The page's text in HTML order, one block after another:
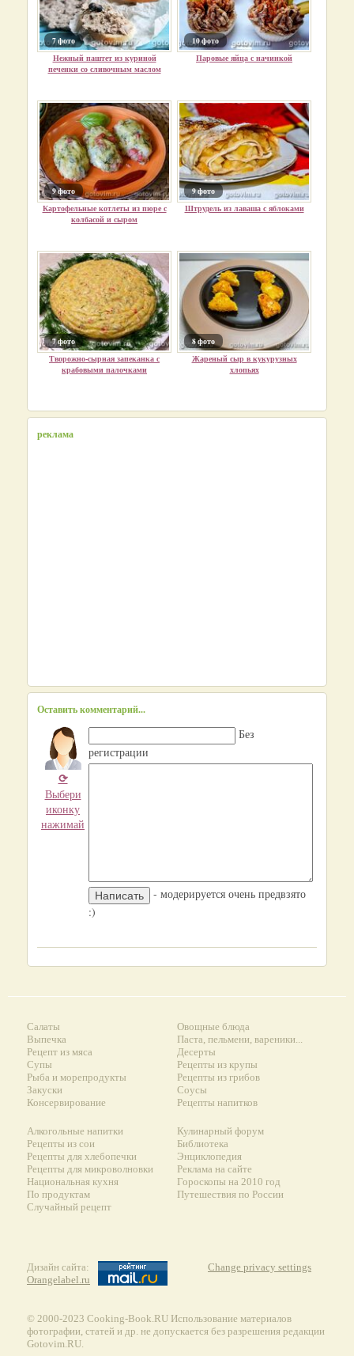
7 фото
Нежный паштет из куриной
печенки со сливочным маслом
10 фото
Паровые яйца с начинкой
9 фото
Картофельные котлеты из пюре с
колбасой и сыром
9 фото
Штрудель из лаваша с яблоками
7 фото
Творожно-сырная запеканка с
крабовыми палочками
8 фото
Жареный сыр в кукурузных
хлопьях
реклама
Оставить комментарий...
⟳
Выбери
иконку
нажимай
Без
регистрации
- модерируется очень предвзято
:)
Салаты
Выпечка
Рецепт из мяса
Супы
Рыба и морепродукты
Закуски
Консервирование
Овощные блюда
Паста, пельмени, вареники...
Десерты
Рецепты из крупы
Рецепты из грибов
Соусы
Рецепты напитков
Алкогольные напитки
Рецепты из сои
Рецепты для хлебопечки
Рецепты для микроволновки
Национальная кухня
По продуктам
Случайный рецепт
Кулинарный форум
Библиотека
Энциклопедия
Реклама на сайте
Гороскопы на 2010 год
Путешествия по России
Дизайн сайта:
Orangelabel.ru
Change privacy settings
© 2000-2023 Сooking-Book.RU Использование материалов
фотографии, статей и др. не допускается без разрешения редакции
Gotovim.RU.